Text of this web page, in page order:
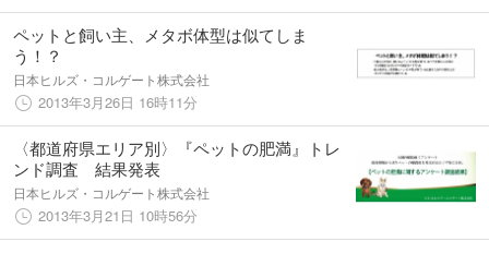
ペットと飼い主、メタボ体型は似てしま
う！？
日本ヒルズ・コルゲート株式会社
2013年3月26日 16時11分
〈都道府県エリア別〉『ペットの肥満』トレ
ンド調査 結果発表
日本ヒルズ・コルゲート株式会社
2013年3月21日 10時56分